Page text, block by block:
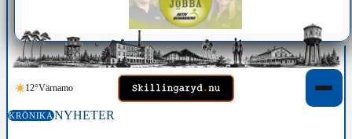
12°Värnamo
KRÖNIKANYHETER